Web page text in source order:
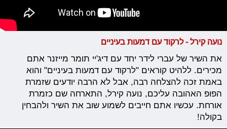
נועה קירל - לרקוד עם דמעות בעיניים
את השיר של עברי לידר יחד עם דיג'יי תומר מייזנר אתם
מכירים. ללהיט קוראים "לרקוד עם דמעות בעיניים" והוא
באמת זכה להצלחה רבה, אבל לא הרבה יודעים שזמרת
הפופ האהובה עליכם, נועה קירל, התארחה שם כזמרת
אורחת. עכשיו אתם חייבים לשמוע שוב את השיר ולהבחין
בקולה!